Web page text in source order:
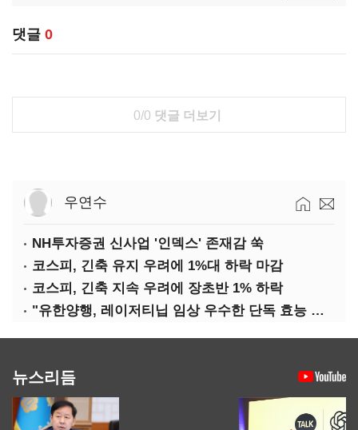
댓글 0
0/0 댓글 더보기
우연수
NH투자증권 신사업 '인덱스' 존재감 쑥
코스피, 긴축 유지 우려에 1%대 하락 마감
코스피, 긴축 지속 우려에 장초반 1% 하락
"유한양행, 레이저티닙 임상 우수한 단독 효능 입증"-대신
뉴스리듬